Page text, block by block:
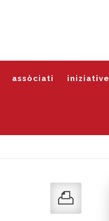
assòciati iniziative